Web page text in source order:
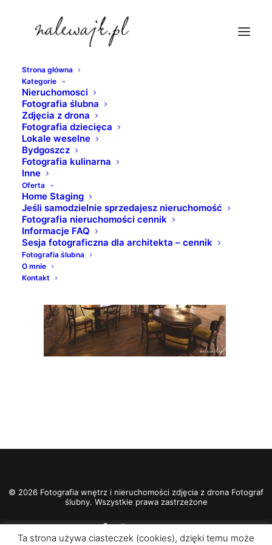
Strona główna
Kategorie
Nieruchomosci
Fotografia ślubna
Zdjęcia z drona
Fotografia dziecięca
Lokale weselne
Bydgoszcz
Fotografia kulinarna
Inne
Oferta
Home Staging
Jeśli samodzielnie sprzedajesz nieruchomość
Fotografia nieruchomości cennik
Informacje FAQ
Sesja fotograficzna dla architekta – cennik
Fotografia ślubna
O mnie
Kontakt
fotograf-slubny-bydgoszcz
Strona Główna
Przyjęcia okolicznościowe | Wesela | Imprezy rodzinne |
Jubileusze | w Bydgoszczy i okolicy
© 2026 Fotografia wnętrz i nieruchomości zdjęcia z drona Fotograf
ślubny. Wszystkie prawa zastrzeżone
Ta strona używa ciasteczek (cookies), dzięki temu może